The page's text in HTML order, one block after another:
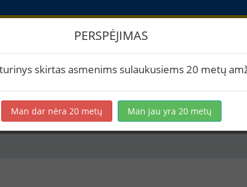
Witbier
PERSPĖJIMAS
skirtas asmenims sulaukusiems 20 metų
Man dar nėra 20 metų Man jau yra 20 metų